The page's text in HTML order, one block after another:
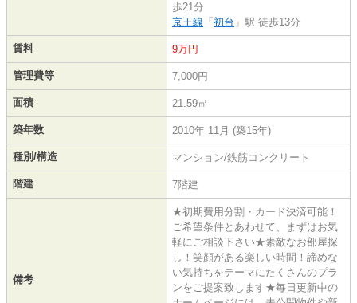
歩21分
京王線 「 初台 」駅 徒歩13分
賃料 9万円
管理費等 7,000円
面積 21.59㎡
築年数 2010年 11月 (築15年)
種別/構造 マンション/鉄筋コンクリート
階建 7階建
備考
★初期費用分割・カード決済可能！
ご希望条件とあわせて、まずはお気
軽にご相談下さい★素敵なお部屋探
し！笑顔がある楽しい時間！諦めな
い気持ちをテーマにたくさんのプラ
ンをご提案致します★毎日更新中の